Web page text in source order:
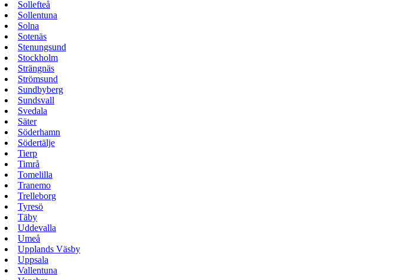
Sollefteå
Sollentuna
Solna
Sotenäs
Stenungsund
Stockholm
Strängnäs
Strömsund
Sundbyberg
Sundsvall
Svedala
Säter
Söderhamn
Södertälje
Tierp
Timrå
Tomelilla
Tranemo
Trelleborg
Tyresö
Täby
Uddevalla
Umeå
Upplands Väsby
Uppsala
Vallentuna